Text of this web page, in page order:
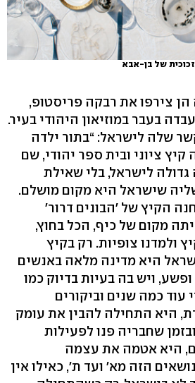
של בן-אבא
צירפו את רבקה פריסטופ,
בעבר במוזיאון היהודי בעיר.
שלה לישראל: “בתור ילדה
ציוני ובית ספר יהודי, שם
לישראל, בלי שאילת
שישראל היא מקום מושלם.
מחנה הקיץ של 'הבונים דרור'
מקום של כיף, הכל בחוץ,
ולמדנו צופיות. רק בקיץ
היא מדינה מלאה באנשים
ויש בה בעיות בדיוק כמו
עוד כמה שנים וביקורים
היא התחילה להבין את עומק
שחבריה פנו לפעילות
היא אטמה את עצמה
הזה מא' ועד ת', כאילו אין